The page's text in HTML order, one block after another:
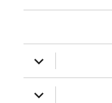
הצג
תפריט
הצג